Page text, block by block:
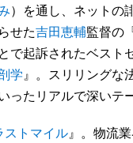
）を通し、ネットの
せた吉田恵輔監督の
で起訴されたベスト
学』。スリリングな
ったリアルで深いテ
ストマイル』。物流